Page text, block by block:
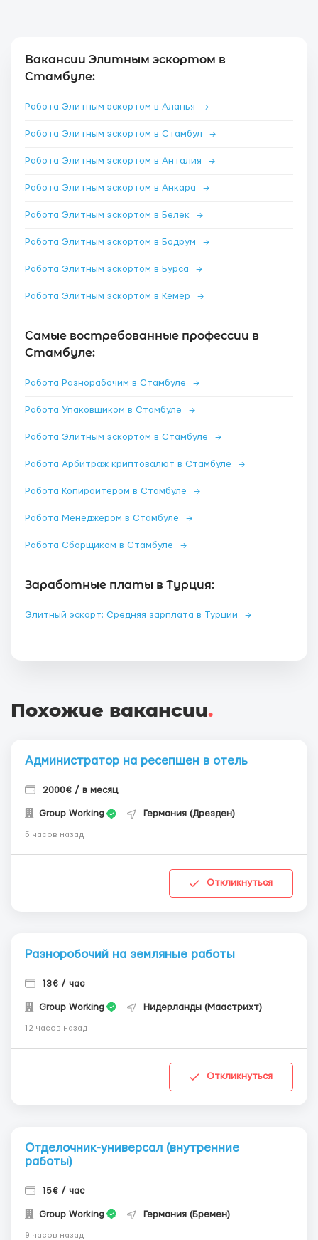
Вакансии Элитным эскортом в
Стамбуле:
Работа Элитным эскортом в Аланья →
Работа Элитным эскортом в Стамбул →
Работа Элитным эскортом в Анталия →
Работа Элитным эскортом в Анкара →
Работа Элитным эскортом в Белек →
Работа Элитным эскортом в Бодрум →
Работа Элитным эскортом в Бурса →
Работа Элитным эскортом в Кемер →
Самые востребованные профессии в
Стамбуле:
Работа Разнорабочим в Стамбуле →
Работа Упаковщиком в Стамбуле →
Работа Элитным эскортом в Стамбуле →
Работа Арбитраж криптовалют в Стамбуле →
Работа Копирайтером в Стамбуле →
Работа Менеджером в Стамбуле →
Работа Сборщиком в Стамбуле →
Заработные платы в Турция:
Элитный эскорт: Средняя зарплата в Турции →
Похожие вакансии.
Администратор на ресепшен в отель
2000€ / в месяц
Group Working Германия (Дрезден)
5 часов назад
Откликнуться
Разноробочий на земляные работы
13€ / час
Group Working Нидерланды (Маастрихт)
12 часов назад
Откликнуться
Отделочник-универсал (внутренние
работы)
15€ / час
Group Working Германия (Бремен)
9 часов назад